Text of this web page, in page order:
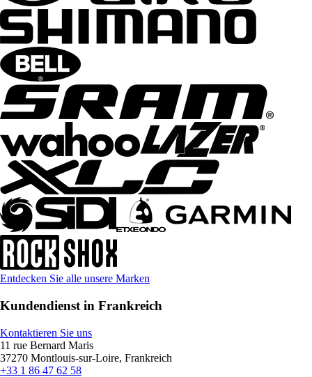
Entdecken Sie alle unsere Marken
Kundendienst in Frankreich
Kontaktieren Sie uns
11 rue Bernard Maris
37270 Montlouis-sur-Loire, Frankreich
+33 1 86 47 62 58